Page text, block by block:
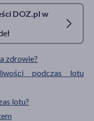
DOZ.pl w
zdrowie?
podczas lotu
lotu?